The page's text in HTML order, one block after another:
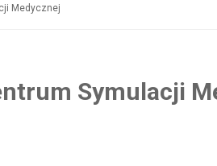
Medycznej
Symulacji